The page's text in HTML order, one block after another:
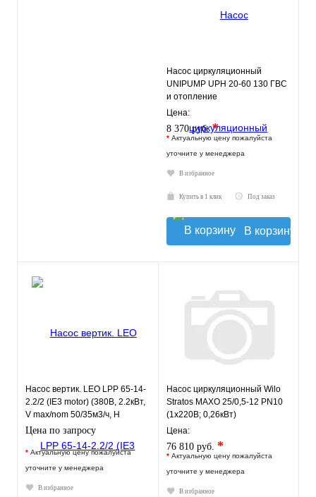
Насос циркуляционный
UNIPUMP UPH 20-60 130 ГВС
и отопление
Цена:
8 370 руб.*
* Актуальную цену пожалуйста
уточните у менеджера
В избранное
Купить в 1 клик Под заказ
В корзину
Насос вертик. LEO LPP 65-14-
2.2/2 (IE3 motor) (380В, 2.2кВт,
V max/nom 50/35м3/ч, Н
max/nom 17/14м)
Цена по запросу
* Актуальную цену пожалуйста
уточните у менеджера
В избранное
Насос циркуляционный Wilo
Stratos MAXO 25/0,5-12 PN10
(1х220В; 0,26кВт)
Цена:
76 810 руб. *
* Актуальную цену пожалуйста
уточните у менеджера
В избранное